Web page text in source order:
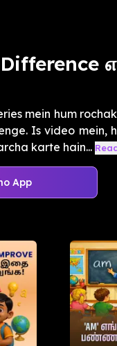
mein hum
Is video mein,
karte hain...
App